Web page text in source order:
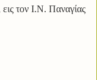
τον Ι.N. Παναγίας